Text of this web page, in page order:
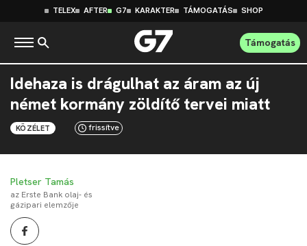
TELEX AFTER G7 KARAKTER TÁMOGATÁS SHOP
Támogatás
Idehaza is drágulhat az áram az új
német kormány zöldítő tervei miatt
KÖZÉLET frissítve
Pletser Tamás
az Erste Bank olaj- és
gázipari elemzője